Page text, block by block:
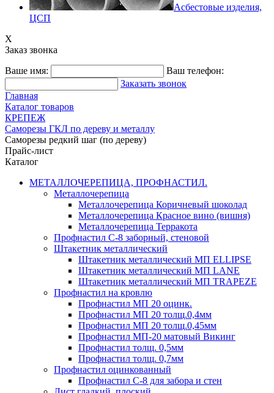
Асбестовые изделия,
ЦСП
X
Заказ звонка
Ваше имя:
Ваш телефон:
Заказать звонок
Главная
Каталог товаров
КРЕПЕЖ
Саморезы ГКЛ по дереву и металлу
Саморезы редкий шаг (по дереву)
Прайс-лист
Каталог
МЕТАЛЛОЧЕРЕПИЦА, ПРОФНАСТИЛ.
Металлочерепица
Металлочерепица Коричневый шоколад
Металлочерепица Красное вино (вишня)
Металлочерепица Терракота
Профнастил С-8 заборный, стеновой
Штакетник металлический
Штакетник металлический МП ELLIPSE
Штакетник металлический МП LАNE
Штакетник металлический МП TRAPEZE
Профнастил на кровлю
Профнастил МП 20 оцинк.
Профнастил МП 20 толщ.0,4мм
Профнастил МП 20 толщ.0,45мм
Профнастил МП-20 матовый Викинг
Профнастил толщ. 0,5мм
Профнастил толщ. 0,7мм
Профнастил оцинкованный
Профнастил С-8 для забора и стен